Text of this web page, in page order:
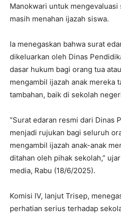
Manokwari untuk
masih menahan ijazah siswa.
Ia menegaskan bahwa surat
dikeluarkan oleh Dinas
dasar hukum bagi orang tua
mengambil ijazah anak mereka
tambahan, baik di sekolah
“Surat edaran resmi dari Dinas
menjadi rujukan bagi seluruh
mengambil ijazah anak-anak
ditahan oleh pihak sekolah,”
media, Rabu (18/6/2025).
Komisi IV, lanjut Trisep,
perhatian serius terhadap